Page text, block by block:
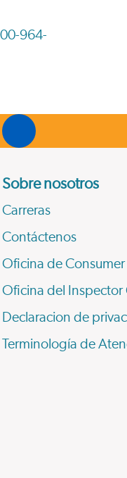
964-
Sobre nosotros
Carreras
Contáctenos
Oficina de
Oficina del Inspector
Declaracion de
Terminología de